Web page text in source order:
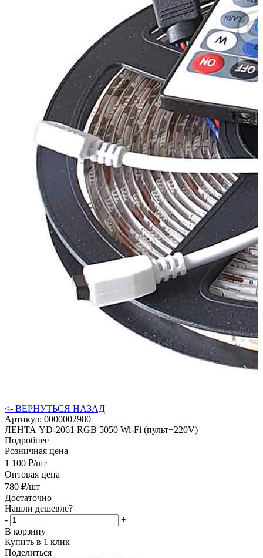
<- ВЕРНУТЬСЯ НАЗАД
Артикул: 0000002980
ЛЕНТА YD-2061 RGB 5050 Wi-Fi (пульт+220V)
Подробнее
Розничная цена
1 100 ₽/шт
Оптовая цена
780 ₽/шт
Достаточно
Нашли дешевле?
-
+
В корзину
Купить в 1 клик
Поделиться